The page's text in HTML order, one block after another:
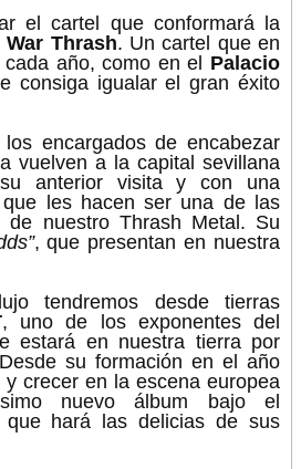
el cartel que conformará la
War Thrash. Un cartel que en
año, como en el Palacio
consiga igualar el gran éxito
los encargados de encabezar
vuelven a la capital sevillana
anterior visita y con una
les hacen ser una de las
de nuestro Thrash Metal. Su
, que presentan en nuestra
tendremos desde tierras
, uno de los exponentes del
estará en nuestra tierra por
su formación en el año
crecer en la escena europea
nuevo álbum bajo el
hará las delicias de sus